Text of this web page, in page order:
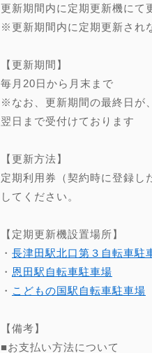
更新期間内に定期更新機にて
※更新期間内に定期更新され
【更新期間】
毎月20日から月末まで
※なお、更新期間の最終日が
翌日まで受付けております
【更新方法】
定期利用券（契約時に登録し
してください。
【定期更新機設置場所】
・ 長津田駅北口第３自転車駐
・ 恩田駅自転車駐車場
・ こどもの国駅自転車駐車場
【備考】
■お支払い方法について